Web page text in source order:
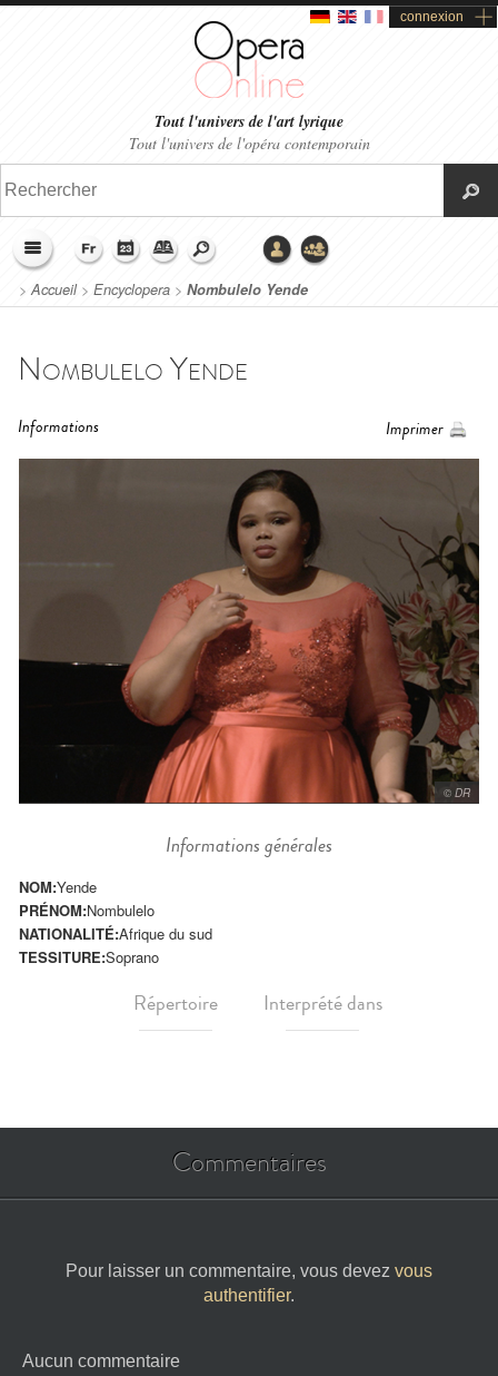
connexion
Tout l'univers de l'art lyrique
Tout l'univers de l'opéra contemporain
>Accueil> Encyclopera > Nombulelo Yende
Nombulelo Yende
Informations Imprimer
© DR
Informations générales
NOM:Yende
PRÉNOM:Nombulelo
NATIONALITÉ:Afrique du sud
TESSITURE:Soprano
Répertoire Interprété dans
Commentaires
Pour laisser un commentaire, vous devez vous
authentifier.
Aucun commentaire